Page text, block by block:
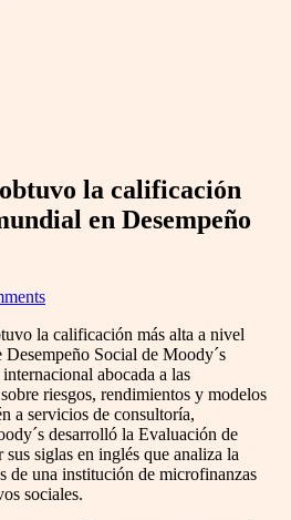
la calificación
en Desempeño
la calificación más alta a nivel
Social de Moody´s
abocada a las
riesgos, rendimientos y modelos
a servicios de consultoría,
desarrolló la Evaluación de
siglas en inglés que analiza la
de una institución de microfinanzas
sociales.